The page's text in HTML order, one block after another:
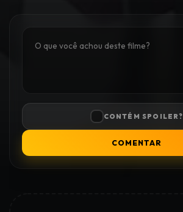
CONTÉM SPOILER?
COMENTAR